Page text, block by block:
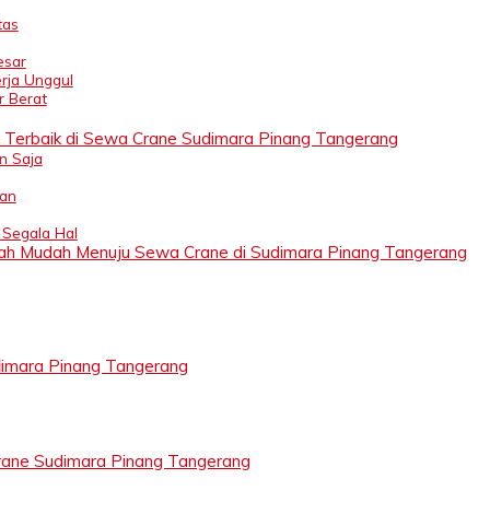
Unggul
Berat
di Sewa Crane Sudimara Pinang Tangerang
Saja
Hal
Mudah Menuju Sewa Crane di Sudimara Pinang Tangerang
Pinang Tangerang
Sudimara Pinang Tangerang